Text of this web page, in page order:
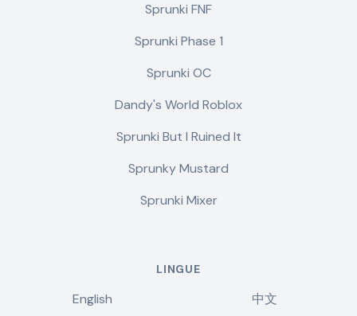
Sprunki FNF
Sprunki Phase 1
Sprunki OC
Dandy's World Roblox
Sprunki But I Ruined It
Sprunky Mustard
Sprunki Mixer
LINGUE
English 中文